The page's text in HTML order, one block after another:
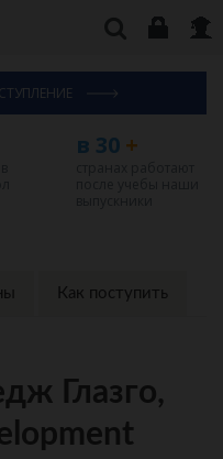
в 30+
Как поступить
Глазго,